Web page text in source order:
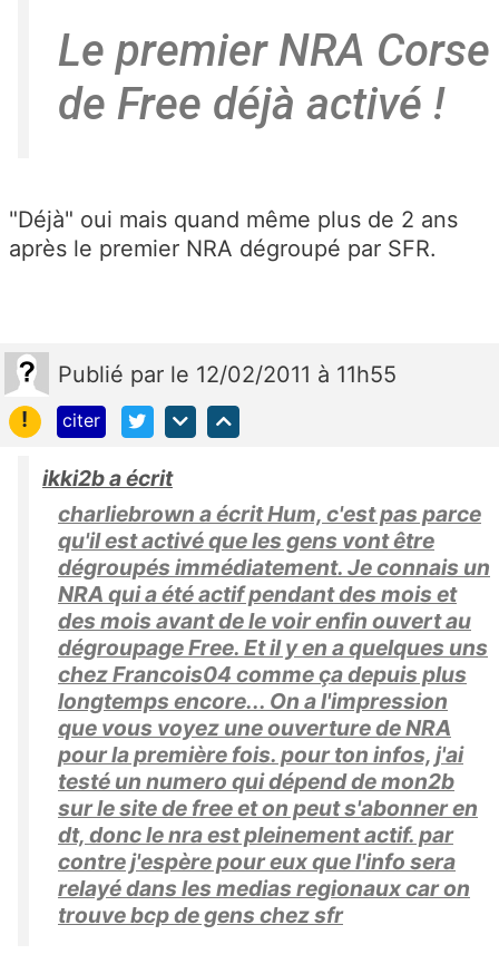
Le premier NRA Corse
de Free déjà activé !
"Déjà" oui mais quand même plus de 2 ans
après le premier NRA dégroupé par SFR.
Publié par le 12/02/2011 à 11h55
!
citer
ikki2b a écrit
charliebrown a écrit Hum, c'est pas parce
qu'il est activé que les gens vont être
dégroupés immédiatement. Je connais un
NRA qui a été actif pendant des mois et
des mois avant de le voir enfin ouvert au
dégroupage Free. Et il y en a quelques uns
chez Francois04 comme ça depuis plus
longtemps encore... On a l'impression
que vous voyez une ouverture de NRA
pour la première fois. pour ton infos, j'ai
testé un numero qui dépend de mon2b
sur le site de free et on peut s'abonner en
dt, donc le nra est pleinement actif. par
contre j'espère pour eux que l'info sera
relayé dans les medias regionaux car on
trouve bcp de gens chez sfr